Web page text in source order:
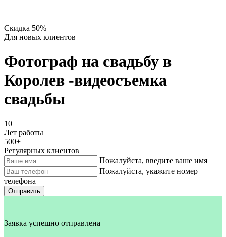
Скидка 50%
Для новых клиентов
Фотограф на свадьбу в
Королев -видеосъемка
свадьбы
10
Лет работы
500+
Регулярных клиентов
Пожалуйста, введите ваше имя
Пожалуйста, укажите номер
телефона
Отправить
Заявка успешно отправлена